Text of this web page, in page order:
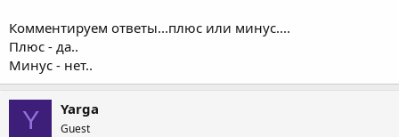
Комментируем ответы...плюс или минус....
Плюс - да..
Минус - нет..
Y Yarga
Guest